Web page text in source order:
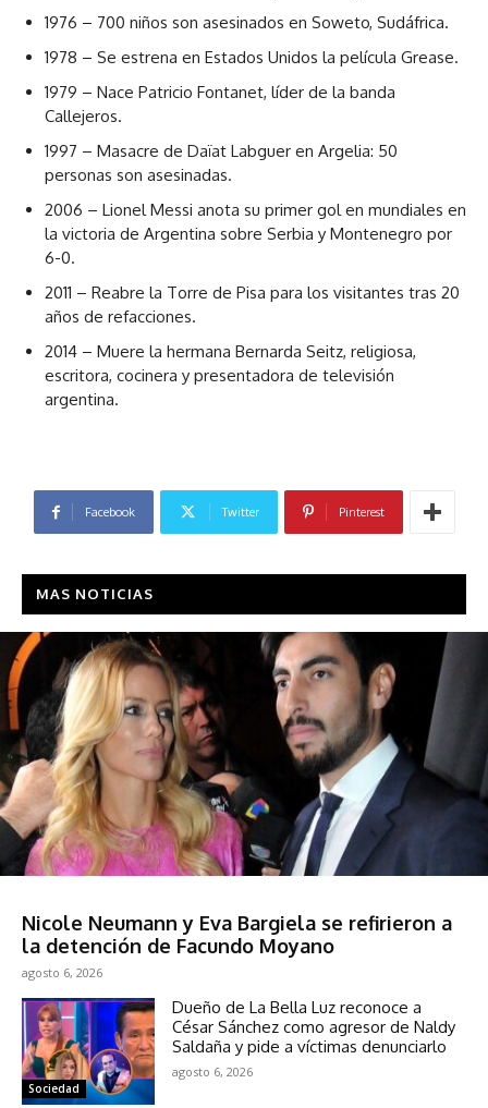
1976 – 700 niños son asesinados en Soweto, Sudáfrica.
1978 – Se estrena en Estados Unidos la película Grease.
1979 – Nace Patricio Fontanet, líder de la banda
Callejeros.
1997 – Masacre de Daïat Labguer en Argelia: 50
personas son asesinadas.
2006 – Lionel Messi anota su primer gol en mundiales en
la victoria de Argentina sobre Serbia y Montenegro por
6-0.
2011 – Reabre la Torre de Pisa para los visitantes tras 20
años de refacciones.
2014 – Muere la hermana Bernarda Seitz, religiosa,
escritora, cocinera y presentadora de televisión
argentina.
Facebook Twitter Pinterest
MAS NOTICIAS
Nicole Neumann y Eva Bargiela se refirieron a
la detención de Facundo Moyano
agosto 6, 2026
Sociedad
Dueño de La Bella Luz reconoce a
César Sánchez como agresor de Naldy
Saldaña y pide a víctimas denunciarlo
agosto 6, 2026